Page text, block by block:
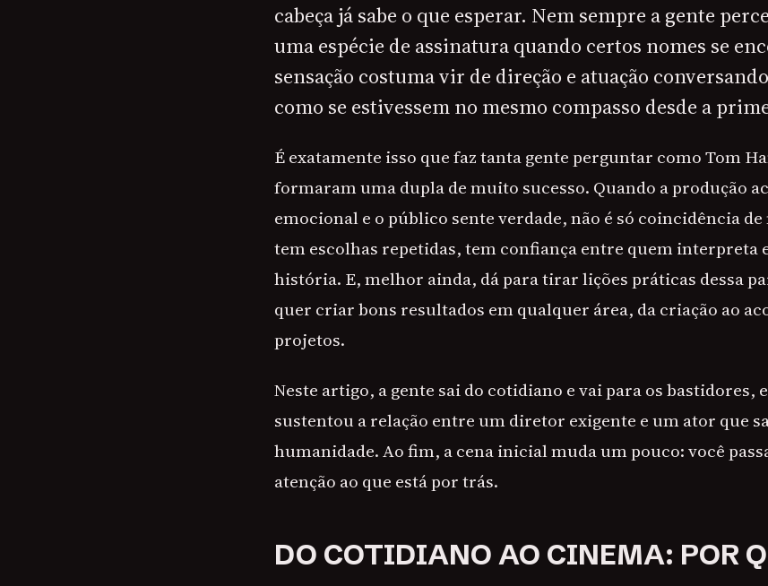
cabeça já sabe o que esperar. Nem sempre a gente
uma espécie de assinatura quando certos nomes se
sensação costuma vir de direção e atuação
como se estivessem no mesmo compasso desde a
É exatamente isso que faz tanta gente perguntar como Tom
formaram uma dupla de muito sucesso. Quando a produção
emocional e o público sente verdade, não é só coincidência
tem escolhas repetidas, tem confiança entre quem interpreta
história. E, melhor ainda, dá para tirar lições práticas dessa
quer criar bons resultados em qualquer área, da criação ao
projetos.
Neste artigo, a gente sai do cotidiano e vai para os bastidores,
sustentou a relação entre um diretor exigente e um ator que
humanidade. Ao fim, a cena inicial muda um pouco: você
atenção ao que está por trás.
DO COTIDIANO AO CINEMA: POR